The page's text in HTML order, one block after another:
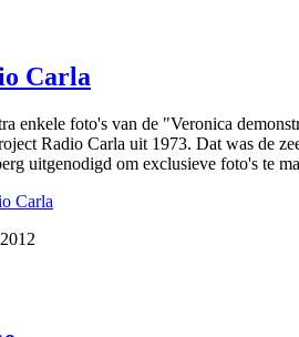
Carla
enkele foto's van de "Veronica
Radio Carla uit 1973. Dat was de
uitgenodigd om exclusieve foto's te
Carla